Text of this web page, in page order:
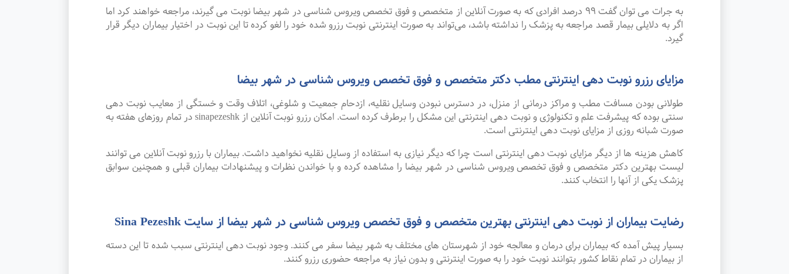
به جرات می‌ توان گفت ۹۹ درصد افرادی که به صورت آنلاین از متخصص و فوق تخصص ویروس شناسی در شهر بیضا نوبت می گیرند، مراجعه خواهند کرد اما
اگر به دلایلی بیمار قصد مراجعه به پزشک را نداشته باشد، می‌تواند به صورت اینترنتی نوبت رزرو شده خود را لغو کرده تا این نوبت در اختیار بیماران دیگر قرار
گیرد.
مزایای رزرو نوبت دهی اینترنتی مطب دکتر متخصص و فوق تخصص ویروس شناسی در شهر بیضا
طولانی بودن مسافت مطب و مراکز درمانی از منزل، در دسترس نبودن وسایل نقلیه، ازدحام جمعیت و شلوغی، اتلاف وقت و خستگی از معایب نوبت دهی
سنتی بوده که پیشرفت علم و تکنولوژی و نوبت دهی اینترنتی این مشکل را برطرف کرده است. امکان رزرو نوبت آنلاین از sinapezeshk در تمام روزهای هفته به
صورت شبانه روزی از مزایای نوبت دهی اینترنتی است.
کاهش هزینه ها از دیگر مزایای نوبت دهی اینترنتی است چرا که دیگر نیازی به استفاده از وسایل نقلیه نخواهید داشت. بیماران با رزرو نوبت آنلاین می توانند
لیست بهترین دکتر متخصص و فوق تخصص ویروس شناسی در شهر بیضا را مشاهده کرده و با خواندن نظرات و پیشنهادات بیماران قبلی و همچنین سوابق
پزشک یکی از آنها را انتخاب کنند.
رضایت بیماران از نوبت دهی اینترنتی بهترین متخصص و فوق تخصص ویروس شناسی در شهر بیضا از سایت Sina Pezeshk
بسیار پیش آمده که بیماران برای درمان و معالجه خود از شهرستان های مختلف به شهر بیضا سفر می کنند. وجود نوبت دهی اینترنتی سبب شده تا این دسته
از بیماران در تمام نقاط کشور بتوانند نوبت خود را به صورت اینترنتی و بدون نیاز به مراجعه حضوری رزرو کنند.